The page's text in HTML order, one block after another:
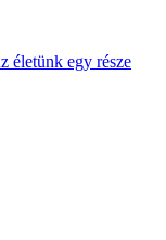
életünk egy része